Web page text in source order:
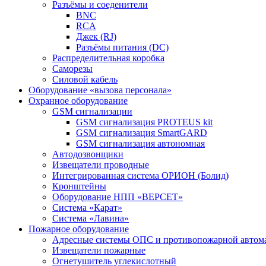
Разъёмы и соеденители
BNC
RCA
Джек (RJ)
Разъёмы питания (DC)
Распределительная коробка
Саморезы
Силовой кабель
Оборудование «вызова персонала»
Охранное оборудование
GSM сигнализации
GSM сигнализация PROTEUS kit
GSM сигнализация SmartGARD
GSM сигнализация автономная
Автодозвонщики
Извещатели проводные
Интегрированная система ОРИОН (Болид)
Кронштейны
Оборудование НПП «ВЕРСЕТ»
Система «Карат»
Система «Лавина»
Пожарное оборудование
Адресные системы ОПС и противопожарной
Извещатели пожарные
Огнетушитель углекислотный